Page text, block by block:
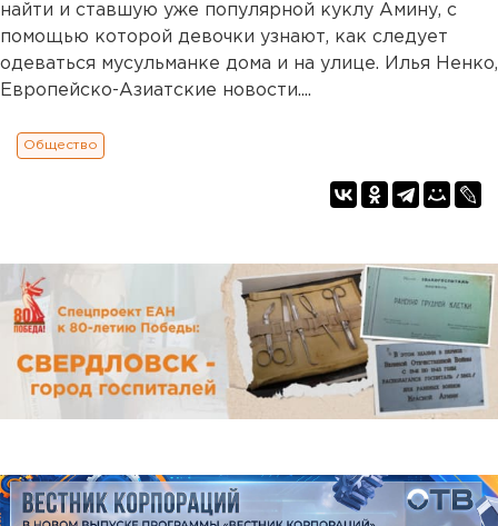
найти и ставшую уже популярной куклу Амину, с
помощью которой девочки узнают, как следует
одеваться мусульманке дома и на улице. Илья Ненко,
Европейско-Азиатские новости....
Общество